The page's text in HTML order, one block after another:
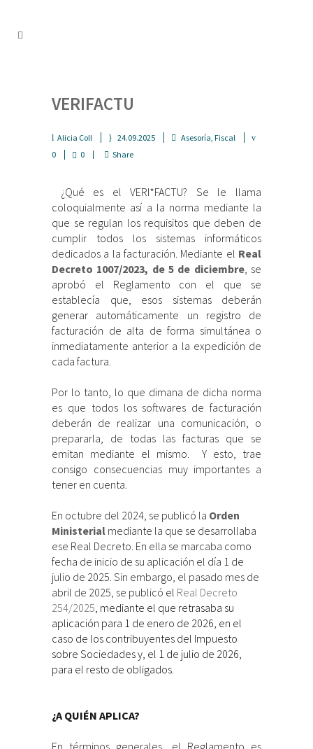
VERIFACTU
Alicia Coll 24.09.2025 Asesoría, Fiscal
0
0 Share
¿Qué es el VERI*FACTU? Se le llama
coloquialmente así a la norma mediante la
que se regulan los requisitos que deben de
cumplir todos los sistemas informáticos
dedicados a la facturación. Mediante el Real
Decreto 1007/2023, de 5 de diciembre, se
aprobó el Reglamento con el que se
establecía que, esos sistemas deberán
generar automáticamente un registro de
facturación de alta de forma simultánea o
inmediatamente anterior a la expedición de
cada factura.
Por lo tanto, lo que dimana de dicha norma
es que todos los softwares de facturación
deberán de realizar una comunicación, o
prepararla, de todas las facturas que se
emitan mediante el mismo. Y esto, trae
consigo consecuencias muy importantes a
tener en cuenta.
En octubre del 2024, se publicó la Orden
Ministerial mediante la que se desarrollaba
ese Real Decreto. En ella se marcaba como
fecha de inicio de su aplicación el día 1 de
julio de 2025. Sin embargo, el pasado mes de
abril de 2025, se publicó el Real Decreto
254/2025, mediante el que retrasaba su
aplicación para 1 de enero de 2026, en el
caso de los contribuyentes del Impuesto
sobre Sociedades y, el 1 de julio de 2026,
para el resto de obligados.
¿A QUIÉN APLICA?
En términos generales, el Reglamento es